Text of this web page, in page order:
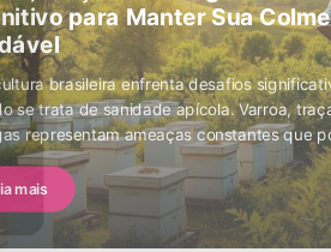
Manter Sua Colmeia
enfrenta desafios significativos
apícola. Varroa, traças e
ameaças constantes que podem
e…